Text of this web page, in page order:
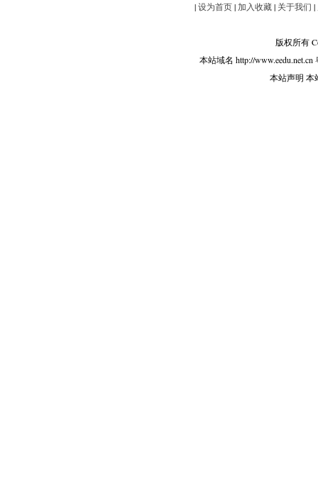
|设为首页|加入收藏| 关于我们 |
版权所有
本站域名 http://www.eedu.net.cn
本站声明 本